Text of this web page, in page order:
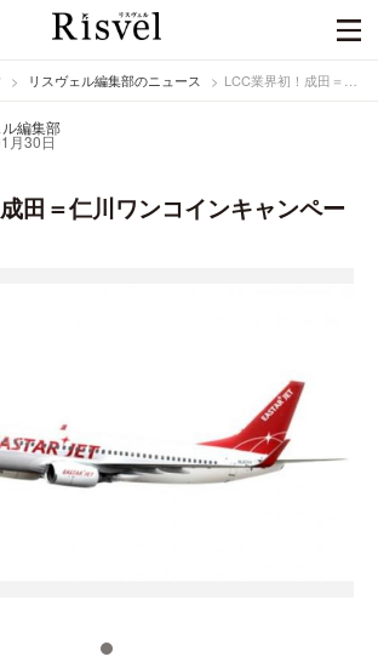
リスヴェル編集部のニュース LCC業界初！成田＝仁川ワンコインキャンペーン
編集部
月30日
田＝仁川ワンコインキャンペー